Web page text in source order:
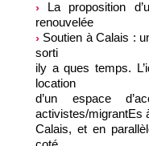
La proposition
renouvelée
Soutien à Calais :
sorti
ily a ques temps.
location
d’un espace
activistes/migrantEs
Calais, et en